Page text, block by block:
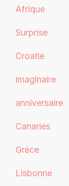
Afrique
Surprise
Croatie
imaginaire
anniversaire
Canaries
Grèce
Lisbonne